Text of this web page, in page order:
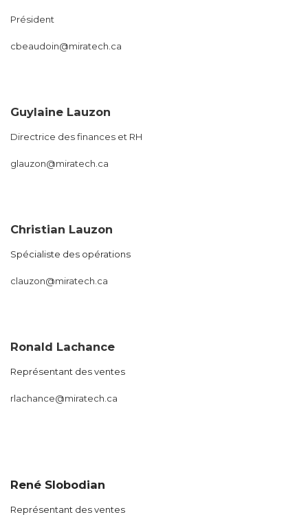
Président
cbeaudoin@miratech.ca
Guylaine Lauzon
Directrice des finances et RH
glauzon@miratech.ca
Christian Lauzon
Spécialiste des opérations
clauzon@miratech.ca
Ronald Lachance
Représentant des ventes
rlachance@miratech.ca
René Slobodian
Représentant des ventes